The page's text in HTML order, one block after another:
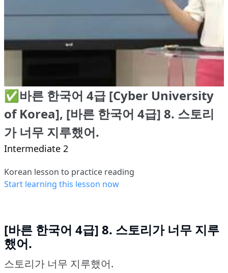
✅바른 한국어 4급 [Cyber University
of Korea], [바른 한국어 4급] 8. 스토리
가 너무 지루했어.
Intermediate 2
Korean lesson to practice reading
Start learning this lesson now
[바른 한국어 4급] 8. 스토리가 너무 지루
했어.
스토리가 너무 지루했어.